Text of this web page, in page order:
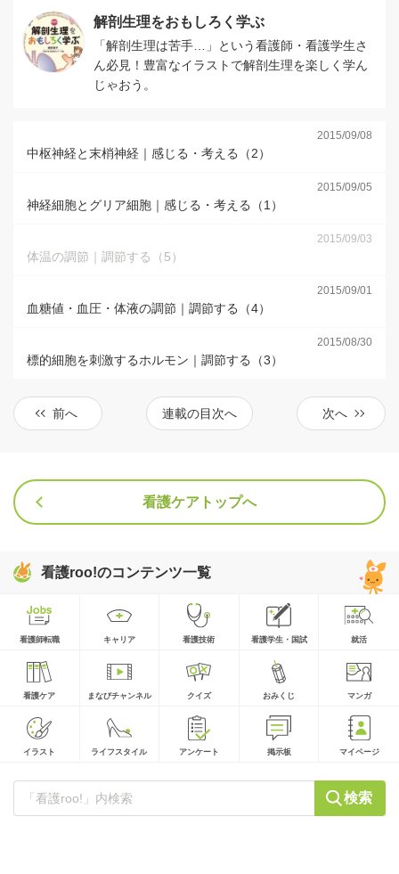
解剖生理をおもしろく学ぶ
「解剖生理は苦手…」という看護師・看護学生さ
ん必見！豊富なイラストで解剖生理を楽しく学ん
じゃおう。
2015/09/08
中枢神経と末梢神経｜感じる・考える（2）
2015/09/05
神経細胞とグリア細胞｜感じる・考える（1）
2015/09/03
体温の調節｜調節する（5）
2015/09/01
血糖値・血圧・体液の調節｜調節する（4）
2015/08/30
標的細胞を刺激するホルモン｜調節する（3）
前へ 連載の目次へ 次へ
看護ケアトップへ
看護roo!のコンテンツ一覧
看護師転職 キャリア 看護技術 看護学生・国試 就活
看護ケア まなびチャンネル クイズ おみくじ マンガ
イラスト ライフスタイル アンケート 掲示板 マイページ
検索